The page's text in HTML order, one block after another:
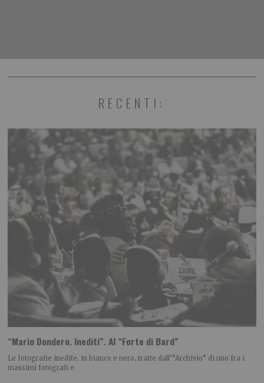
RECENTI:
“Mario Dondero. Inediti”. Al “Forte di Bard”
Le fotografie inedite, in bianco e nero, tratte dall’“Archivio” di uno fra i
massimi fotografi e